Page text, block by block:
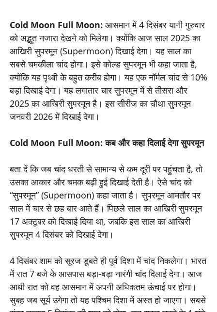
Cold Moon Full Moon: आसमान में 4 दिसंबर यानी गुरुवार
को अद्भुत नजारा देखने को मिलेगा। क्योंकि आज साल 2025 का
आखिरी सुपरमून (Supermoon) दिखाई देगा। यह साल का
सबसे चमकीला चांद होगा। इसे कोल्ड सुपरमून भी कहा जाता है,
क्योंकि यह पृथ्वी के बहुत करीब होगा। यह एक नॉर्मल चांद से 10%
बड़ा दिखाई देगा। यह लगातार चार सुपरमून में से तीसरा और
2025 का आखिरी सुपरमून है। इस सीरीज का चौथा सुपरमून
जनवरी 2026 में दिखाई देगा।
Cold Moon Full Moon: कब और कहा दिलाई देगा सुपरमून
बता दें कि जब चांद धरती से सामान्य से कम दूरी पर पहुंचता है, तो
उसका आकार और चमक बढ़ी हुई दिखाई देती है। ऐसे चांद को
“सुपरमून” (Supermoon) कहा जाता है। सुपरमून आमतौर पर
साल में चार से छह बार आते हैं। पिछले साल का आखिरी सुपरमून
17 अक्टूबर को दिखाई दिया था, जबकि इस साल का आखिरी
सुपरमून 4 दिसंबर को दिखाई देगा।
4 दिसंबर शाम को सूरज डूबते ही पूर्व दिशा में चांद निकलेगा। भारत
में रात 7 बजे के आसपास बड़ा-बड़ा नारंगी चांद दिलाई देगा। आज
आधी रात को वह आसमान में अपनी अधिकतम ऊंचाई पर होगा।
सुबह जब सूर्य उगेगा तो यह पश्चिम दिशा में अस्त हो जाएगा। सबसे